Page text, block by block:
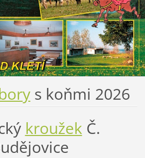
s koňmi 2026
kroužekČ.